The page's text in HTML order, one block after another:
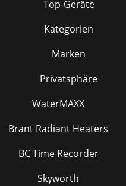
Top-Geräte
Kategorien
Marken
Privatsphäre
WaterMAXX
Brant Radiant Heaters
BC Time Recorder
Skyworth